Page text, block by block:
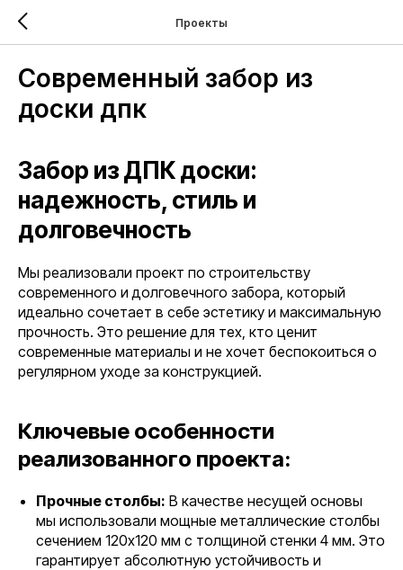
Проекты
Современный забор из
доски дпк
Забор из ДПК доски:
надежность, стиль и
долговечность
Мы реализовали проект по строительству
современного и долговечного забора, который
идеально сочетает в себе эстетику и максимальную
прочность. Это решение для тех, кто ценит
современные материалы и не хочет беспокоиться о
регулярном уходе за конструкцией.
Ключевые особенности
реализованного проекта:
Прочные столбы: В качестве несущей основы
мы использовали мощные металлические столбы
сечением 120x120 мм с толщиной стенки 4 мм. Это
гарантирует абсолютную устойчивость и